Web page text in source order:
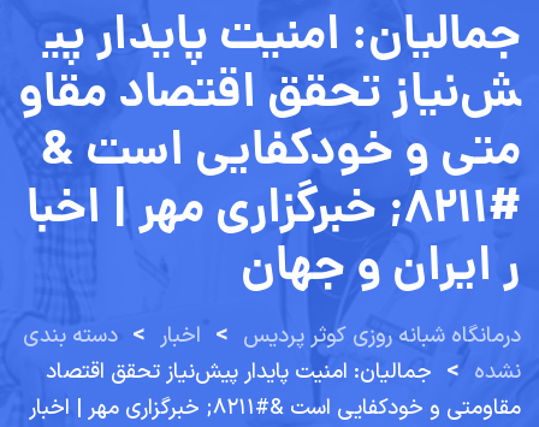
جمالیان: امنیت پایدار پی
ش‌نیاز تحقق اقتصاد مقاو
متی و خودکفایی است &
#۸۲۱۱; خبرگزاری مهر | اخبا
ر ایران و جهان
درمانگاه شبانه روزی کوثر پردیس > اخبار > دسته بندی
نشده > جمالیان: امنیت پایدار پیش‌نیاز تحقق اقتصاد
مقاومتی و خودکفایی است &#۸۲۱۱; خبرگزاری مهر | اخبار